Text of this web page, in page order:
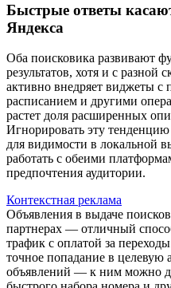
Быстрые ответы
Яндекса
Оба поисковика развивают
результатов, хотя и с разной
активно внедряет виджеты с
расписанием и другими
растет доля расширенных
Игнорировать эту
для видимости в локальной
работать с обеими
предпочтения аудитории.
Контекстная реклама
Объявления в выдаче
партнерах — отличный
трафик с оплатой за
точное попадание в целевую
объявлений — к ним можно